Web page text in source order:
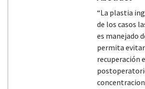
“La plastia
de los casos
es manejado
permita
recuperación